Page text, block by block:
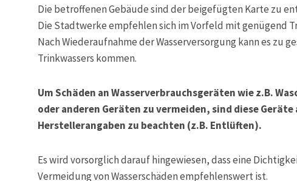
Die betroffenen Gebäude sind der beigefügten Karte zu
Die Stadtwerke empfehlen sich im Vorfeld mit genügend
Nach Wiederaufnahme der Wasserversorgung kann es zu
Trinkwassers kommen.
Um Schäden an Wasserverbrauchsgeräten wie z.B.
oder anderen Geräten zu vermeiden, sind diese
Herstellerangaben zu beachten (z.B. Entlüften).
Es wird vorsorglich darauf hingewiesen, dass eine
Vermeidung von Wasserschäden empfehlenswert ist.